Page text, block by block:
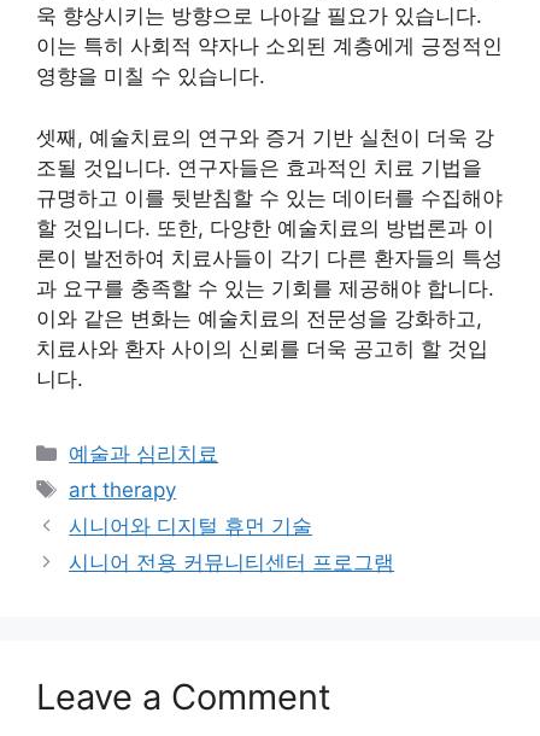
욱 향상시키는 방향으로 나아갈 필요가 있습니다.
이는 특히 사회적 약자나 소외된 계층에게 긍정적인
영향을 미칠 수 있습니다.
셋째, 예술치료의 연구와 증거 기반 실천이 더욱 강
조될 것입니다. 연구자들은 효과적인 치료 기법을
규명하고 이를 뒷받침할 수 있는 데이터를 수집해야
할 것입니다. 또한, 다양한 예술치료의 방법론과 이
론이 발전하여 치료사들이 각기 다른 환자들의 특성
과 요구를 충족할 수 있는 기회를 제공해야 합니다.
이와 같은 변화는 예술치료의 전문성을 강화하고,
치료사와 환자 사이의 신뢰를 더욱 공고히 할 것입
니다.
Categories
예술과 심리치료
Tags
art therapy
시니어와 디지털 휴먼 기술
시니어 전용 커뮤니티센터 프로그램
Leave a Comment